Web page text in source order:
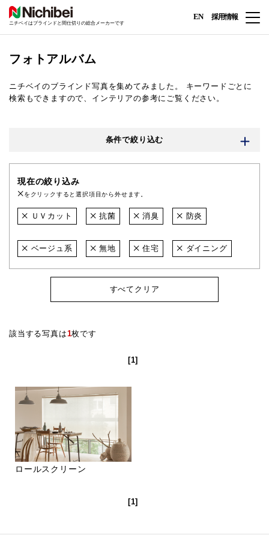
ニチベイはブラインドと間仕切りの総合メーカーです
EN 採用情報
フォトアルバム
ニチベイのブラインド写真を集めてみました。
キーワードごとに
検索もできますので、インテリアの参考にご覧ください。
条件で絞り込む
現在の絞り込み
をクリックすると選択項目から外せます。
ＵＶカット 抗菌 消臭 防炎
ベージュ系 無地 住宅 ダイニング
すべてクリア
該当する写真は1枚です
[1]
ロールスクリーン
[1]